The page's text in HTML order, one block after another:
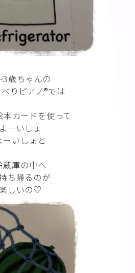
3歳ちゃんの
りピアノ®︎では
本カードを使って
よーいしょ
ーいしょと
蔵庫の中へ
ち帰るのが
しいの♡